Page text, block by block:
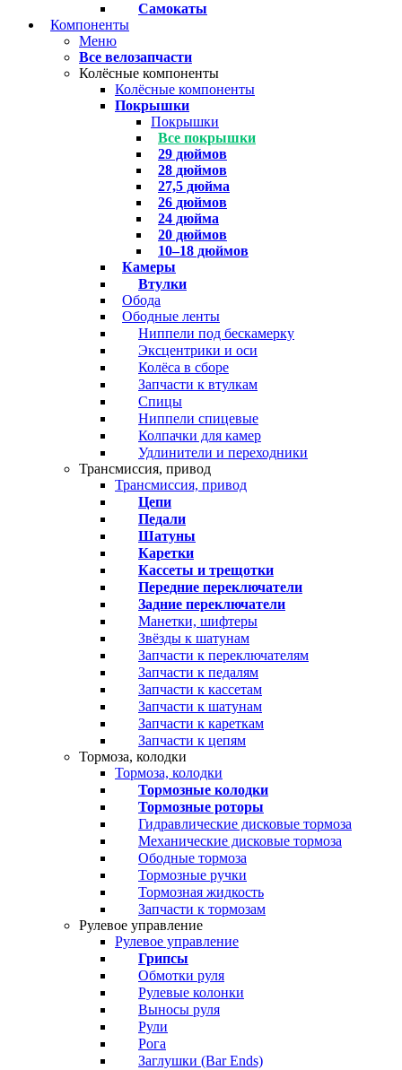
Самокаты
Компоненты
Меню
Все велозапчасти
Колёсные компоненты
Колёсные компоненты
Покрышки
Покрышки
Все покрышки
29 дюймов
28 дюймов
27,5 дюйма
26 дюймов
24 дюйма
20 дюймов
10–18 дюймов
Камеры
Втулки
Обода
Ободные ленты
Ниппели под бескамерку
Эксцентрики и оси
Колёса в сборе
Запчасти к втулкам
Спицы
Ниппели спицевые
Колпачки для камер
Удлинители и переходники
Трансмиссия, привод
Трансмиссия, привод
Цепи
Педали
Шатуны
Каретки
Кассеты и трещотки
Передние переключатели
Задние переключатели
Манетки, шифтеры
Звёзды к шатунам
Запчасти к переключателям
Запчасти к педалям
Запчасти к кассетам
Запчасти к шатунам
Запчасти к кареткам
Запчасти к цепям
Тормоза, колодки
Тормоза, колодки
Тормозные колодки
Тормозные роторы
Гидравлические дисковые тормоза
Механические дисковые тормоза
Ободные тормоза
Тормозные ручки
Тормозная жидкость
Запчасти к тормозам
Рулевое управление
Рулевое управление
Грипсы
Обмотки руля
Рулевые колонки
Выносы руля
Рули
Рога
Заглушки (Bar Ends)